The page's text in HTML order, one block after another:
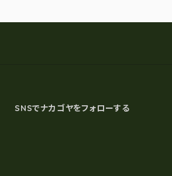
SNSでナカゴヤをフォローする